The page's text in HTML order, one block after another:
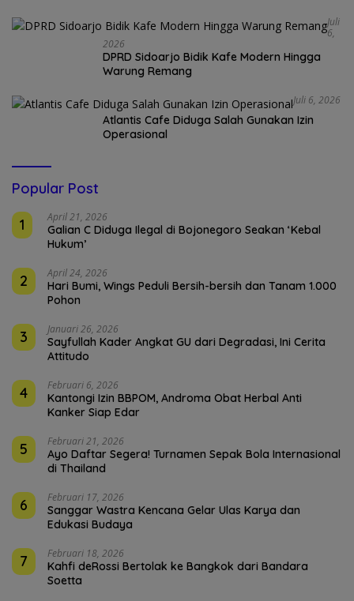
Juli
6,
2026
DPRD Sidoarjo Bidik Kafe Modern Hingga
Warung Remang
Juli 6, 2026
Atlantis Cafe Diduga Salah Gunakan Izin
Operasional
Popular Post
1
April 21, 2026
Galian C Diduga Ilegal di Bojonegoro Seakan ‘Kebal
Hukum’
2 April 24, 2026
Hari Bumi, Wings Peduli Bersih-bersih dan Tanam 1.000
Pohon
3 Januari 26, 2026
Sayfullah Kader Angkat GU dari Degradasi, Ini Cerita
Attitudo
4 Februari 6, 2026
Kantongi Izin BBPOM, Androma Obat Herbal Anti
Kanker Siap Edar
5 Februari 21, 2026
Ayo Daftar Segera! Turnamen Sepak Bola Internasional
di Thailand
6 Februari 17, 2026
Sanggar Wastra Kencana Gelar Ulas Karya dan
Edukasi Budaya
7 Februari 18, 2026
Kahfi deRossi Bertolak ke Bangkok dari Bandara
Soetta